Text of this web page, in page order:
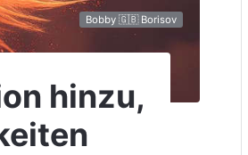
Bobby 🇬🇧 Borisov
hinzu,